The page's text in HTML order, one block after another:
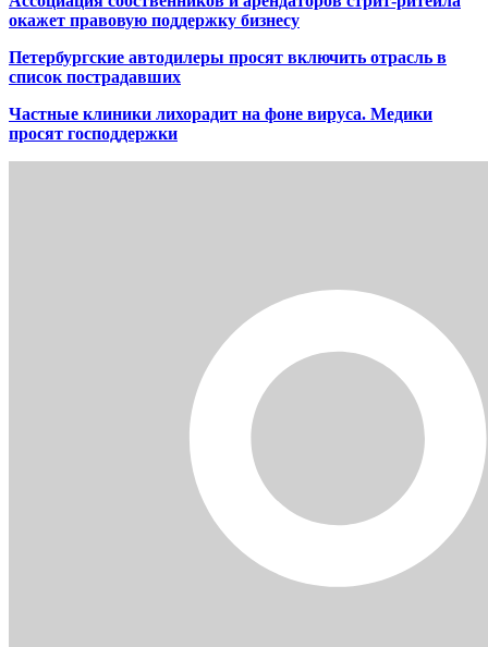
окажет правовую поддержку бизнесу
Петербургские автодилеры просят включить отрасль в
список пострадавших​
Частные клиники лихорадит на фоне вируса. Медики
просят господдержки